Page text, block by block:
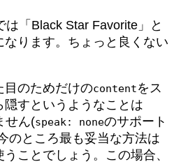
「Black Star Favorite」と
なります。ちょっと良くない
目のためだけのcontentをス
すというようなことは
せん(speak: noneのサポート
のところ最も妥当な方法は
うことでしょう。この場合、